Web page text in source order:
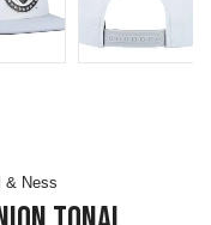
& Ness